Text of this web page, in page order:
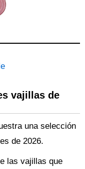
vajillas de
una selección
de 2026.
las vajillas que